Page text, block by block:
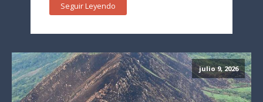
Seguir Leyendo
julio 9, 2026